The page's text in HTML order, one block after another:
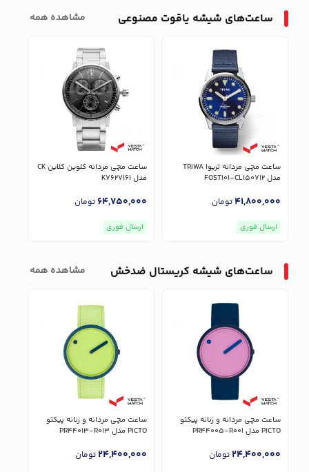
ساعت‌های شیشه یاقوت مصنوعی مشاهده همه
ساعت مچی مردانه تریوا TRIWA
مدل FOST101-CL150712
41,800,000تومان
ارسال فوری
ساعت مچی مردانه کلوین کلاین CK
مدل K7627161
64,750,000 تومان
ارسال فوری
ساعت‌های شیشه کریستال ضدخش مشاهده همه
ساعت مچی مردانه و زنانه پیکتو
PICTO مدل PR44005-R001
24,400,000تومان
ساعت مچی مردانه و زنانه پیکتو
PICTO مدل PR44013-R013
24,400,000تومان